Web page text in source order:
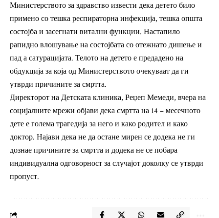
Министерството за здравство извести дека детето било
примено со тешка респираторна инфекција, тешка општа
состојба и засегнати витални функции. Настапило
рапидно влошување на состојбата со отежнато дишење и
пад а сатурацијата. Телото на детето е предадено на
обдукција за која од Министерството очекуваат да ги
утврди причините за смртта.
Директорот на Детската клиника, Реџеп Мемеди, вчера на
социјалните мрежи објави дека смртта на 14 – месечното
дете е голема трагедија за него и како родител и како
доктор. Најави дека не да остане мирен се додека не ги
дознае причините за смртта и додека не се побара
индивидуална одговорност за случајот доколку се утврди
пропуст.